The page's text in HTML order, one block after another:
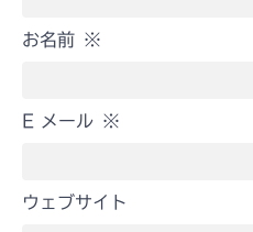
お名前 ※
E メール ※
ウェブサイト